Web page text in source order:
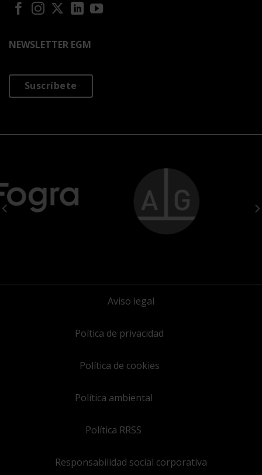
NEWSLETTER EGM
Suscríbete
Aviso legal
Poítica de privacidad
Política de cookies
Política ambiental
Política RRSS
Responsabilidad social corporativa